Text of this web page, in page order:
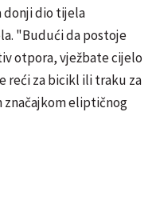
donji dio tijela
"Budući da postoje
otpora, vježbate cijelo
reći za bicikl ili traku za
značajkom eliptičnog